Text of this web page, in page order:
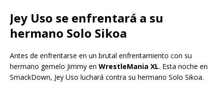
Jey Uso se enfrentará a su
hermano Solo Sikoa
Antes de enfrentarse en un brutal enfrentamiento con su
hermano gemelo Jimmy en WrestleMania XL. Esta noche en
SmackDown, Jey Uso luchará contra su hermano Solo Sikoa.